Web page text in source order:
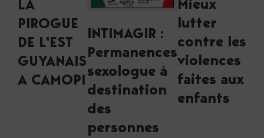
LA
PIROGUE
DE L'EST
GUYANAIS
A CAMOPI
INTIMAGIR :
Permanences
sexologue à
destination
des
personnes
Mieux
lutter
contre les
violences
faites aux
enfants